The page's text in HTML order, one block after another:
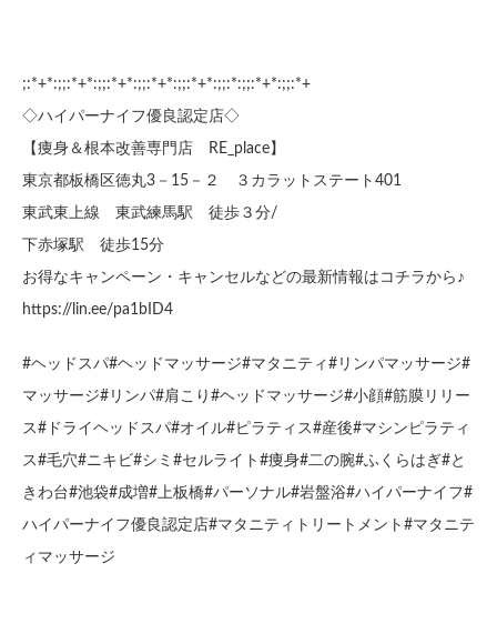
;:*+*:;;:*+*:;;:*+*:;;:*+*:;;:*+*:;;:*:;;:*+*:;;:*+
◇ハイパーナイフ優良認定店◇
【痩身＆根本改善専門店 RE_place】
東京都板橋区徳丸3－15－２ ３カラットステート401
東武東上線 東武練馬駅 徒歩３分/
下赤塚駅 徒歩15分
お得なキャンペーン・キャンセルなどの最新情報はコチラから♪
https://lin.ee/pa1bID4
#ヘッドスパ#ヘッドマッサージ#マタニティ#リンパマッサージ#
マッサージ#リンパ#肩こり#ヘッドマッサージ#小顔#筋膜リリー
ス#ドライヘッドスパ#オイル#ピラティス#産後#マシンピラティ
ス#毛穴#ニキビ#シミ#セルライト#痩身#二の腕#ふくらはぎ#と
きわ台#池袋#成増#上板橋#パーソナル#岩盤浴#ハイパーナイフ#
ハイパーナイフ優良認定店#マタニティトリートメント#マタニテ
ィマッサージ